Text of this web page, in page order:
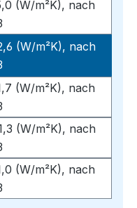
(W/m²K), nach
(W/m²K), nach
(W/m²K), nach
(W/m²K), nach
(W/m²K), nach